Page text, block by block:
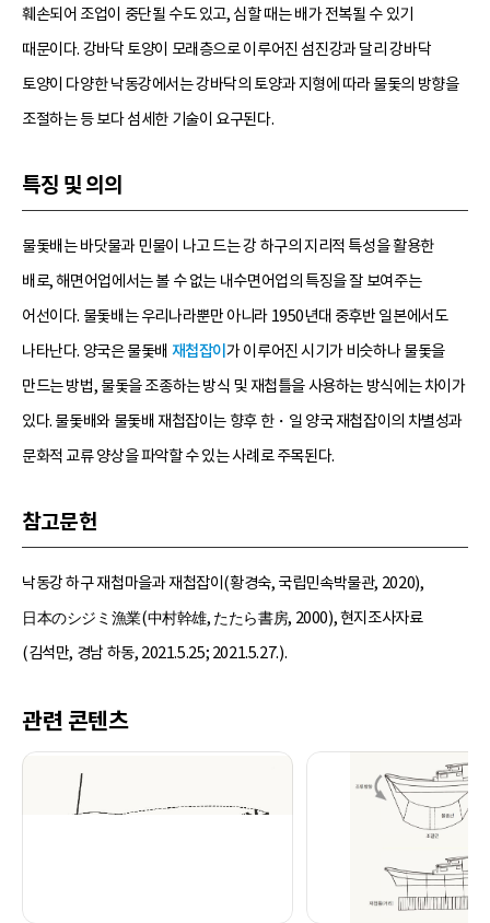
훼손되어 조업이 중단될 수도 있고, 심할 때는 배가 전복될 수 있기
때문이다. 강바닥 토양이 모래층으로 이루어진 섬진강과 달리 강바닥
토양이 다양한 낙동강에서는 강바닥의 토양과 지형에 따라 물돛의 방향을
조절하는 등 보다 섬세한 기술이 요구된다.
특징 및 의의
물돛배는 바닷물과 민물이 나고 드는 강 하구의 지리적 특성을 활용한
배로, 해면어업에서는 볼 수 없는 내수면어업의 특징을 잘 보여주는
어선이다. 물돛배는 우리나라뿐만 아니라 1950년대 중후반 일본에서도
나타난다. 양국은 물돛배 재첩잡이가 이루어진 시기가 비슷하나 물돛을
만드는 방법, 물돛을 조종하는 방식 및 재첩틀을 사용하는 방식에는 차이가
있다. 물돛배와 물돛배 재첩잡이는 향후 한・일 양국 재첩잡이의 차별성과
문화적 교류 양상을 파악할 수 있는 사례로 주목된다.
참고문헌
낙동강 하구 재첩마을과 재첩잡이(황경숙, 국립민속박물관, 2020),
日本のシジミ漁業(中村幹雄, たたら書房, 2000), 현지조사자료
(김석만, 경남 하동, 2021.5.25; 2021.5.27.).
관련 콘텐츠